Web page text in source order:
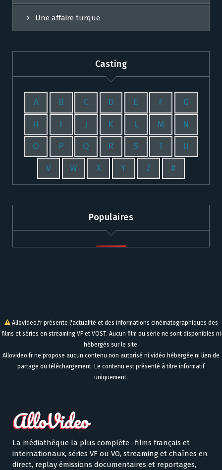
Une affaire turque
Casting
A B C D E F G
H I J K L M N
O P Q R S T U
V W X Y Z #
Populaires
Allovideo.fr présente l'actualité et des informations cinématographiques des
films et séries en streaming VF et VOST. Aucun film ou série ne sont disponibles ni
hébergés sur le site.
Allovideo.fr ne propose aucun contenu non autorisé ni vidéo hébergée ni lien de
partage ou téléchargement. Le contenu est présenté à titre informatif
uniquement.
La médiathèque la plus complète : films français et
internationaux, séries VF ou VO, streaming et chaînes en
direct, replay émissions documentaires et reportages,